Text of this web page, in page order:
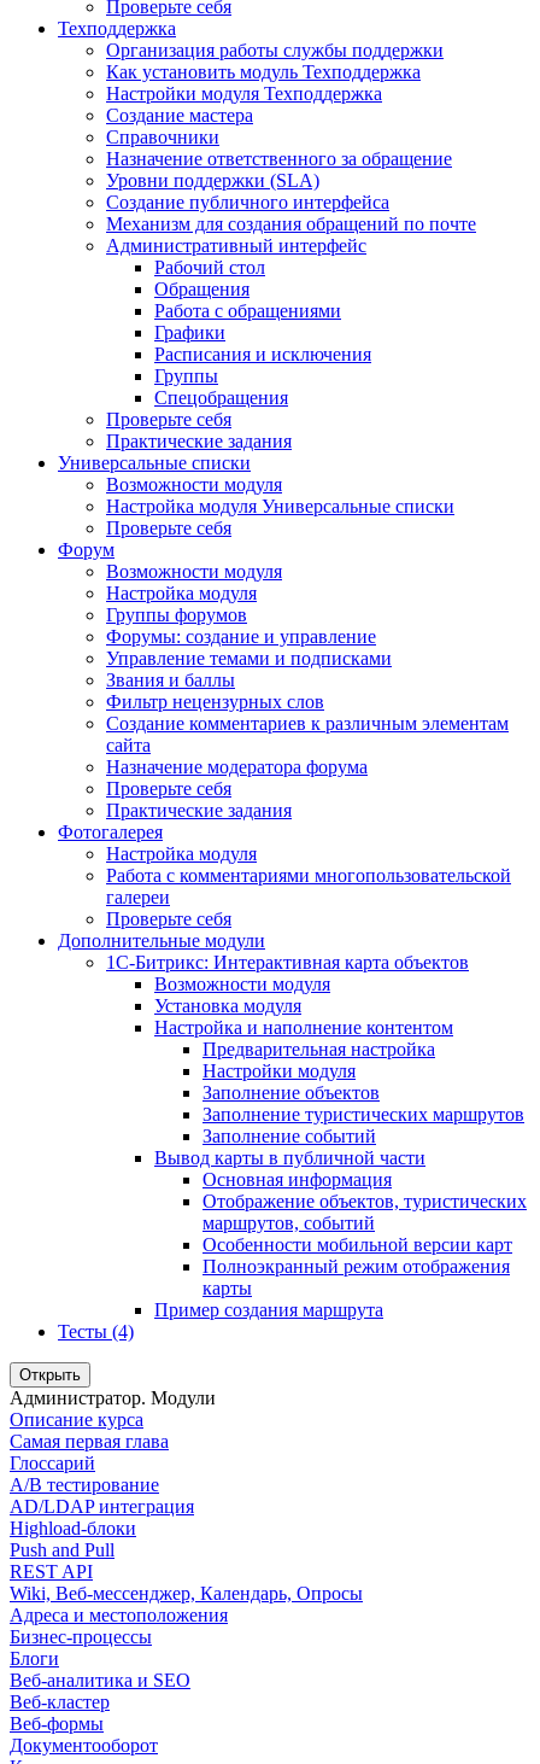
Проверьте себя
Техподдержка
Организация работы службы поддержки
Как установить модуль Техподдержка
Настройки модуля Техподдержка
Создание мастера
Справочники
Назначение ответственного за обращение
Уровни поддержки (SLA)
Создание публичного интерфейса
Механизм для создания обращений по почте
Административный интерфейс
Рабочий стол
Обращения
Работа с обращениями
Графики
Расписания и исключения
Группы
Спецобращения
Проверьте себя
Практические задания
Универсальные списки
Возможности модуля
Настройка модуля Универсальные списки
Проверьте себя
Форум
Возможности модуля
Настройка модуля
Группы форумов
Форумы: создание и управление
Управление темами и подписками
Звания и баллы
Фильтр нецензурных слов
Создание комментариев к различным элементам
сайта
Назначение модератора форума
Проверьте себя
Практические задания
Фотогалерея
Настройка модуля
Работа с комментариями многопользовательской
галереи
Проверьте себя
Дополнительные модули
1С-Битрикс: Интерактивная карта объектов
Возможности модуля
Установка модуля
Настройка и наполнение контентом
Предварительная настройка
Настройки модуля
Заполнение объектов
Заполнение туристических маршрутов
Заполнение событий
Вывод карты в публичной части
Основная информация
Отображение объектов, туристических
маршрутов, событий
Особенности мобильной версии карт
Полноэкранный режим отображения
карты
Пример создания маршрута
Тесты (4)
Открыть
Администратор. Модули
Описание курса
Самая первая глава
Глоссарий
A/B тестирование
AD/LDAP интеграция
Highload-блоки
Push and Pull
REST API
Wiki, Веб-мессенджер, Календарь, Опросы
Адреса и местоположения
Бизнес-процессы
Блоги
Веб-аналитика и SEO
Веб-кластер
Веб-формы
Документооборот